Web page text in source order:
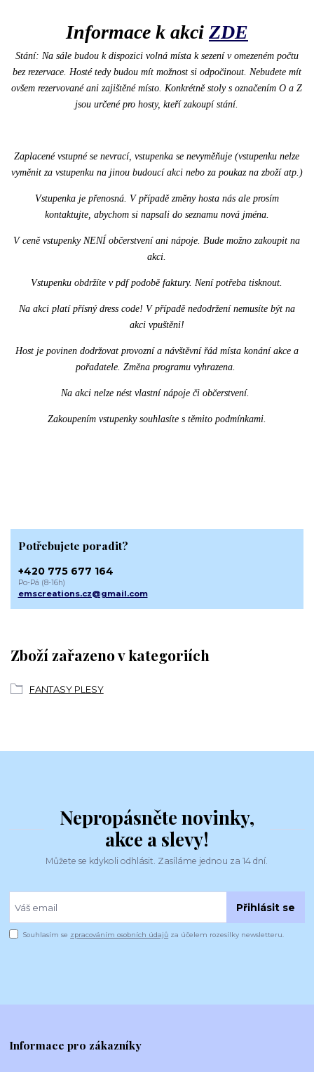
Informace k akci ZDE
Stání: Na sále budou k dispozici volná místa k sezení v omezeném počtu
bez rezervace. Hosté tedy budou mít možnost si odpočinout. Nebudete mít
ovšem rezervované ani zajištěné místo. Konkrétně stoly s označením O a Z
jsou určené pro hosty, kteří zakoupí stání.
Zaplacené vstupné se nevrací, vstupenka se nevyměňuje (vstupenku nelze
vyměnit za vstupenku na jinou budoucí akci nebo za poukaz na zboží atp.)
Vstupenka je přenosná. V případě změny hosta nás ale prosím
kontaktujte, abychom si napsali do seznamu nová jména.
V ceně vstupenky NENÍ občerstvení ani nápoje. Bude možno zakoupit na
akci.
Vstupenku obdržíte v pdf podobě faktury. Není potřeba tisknout.
Na akci platí přísný dress code! V případě nedodržení nemusíte být na
akci vpuštěni!
Host je povinen dodržovat provozní a návštěvní řád místa konání akce a
pořadatele. Změna programu vyhrazena.
Na akci nelze nést vlastní nápoje či občerstvení.
Zakoupením vstupenky souhlasíte s těmito podmínkami.
Zboží zařazeno v kategoriích
FANTASY PLESY
Potřebujete poradit?
+420 775 677 164
Po-Pá (8-16h)
emscreations.cz@gmail.com
Nepropásněte novinky,
akce a slevy!
Můžete se kdykoli odhlásit. Zasíláme jednou za 14 dní.
Přihlásit se
Souhlasím se zpracováním osobních údajů za účelem rozesílky newsletteru.
Informace pro zákazníky